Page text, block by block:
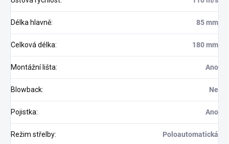
Délka hlavně: 85 mm
Celková délka: 180 mm
Montážní lišta: Ano
Blowback: Ne
Pojistka: Ano
Režim střelby: Poloautomatická